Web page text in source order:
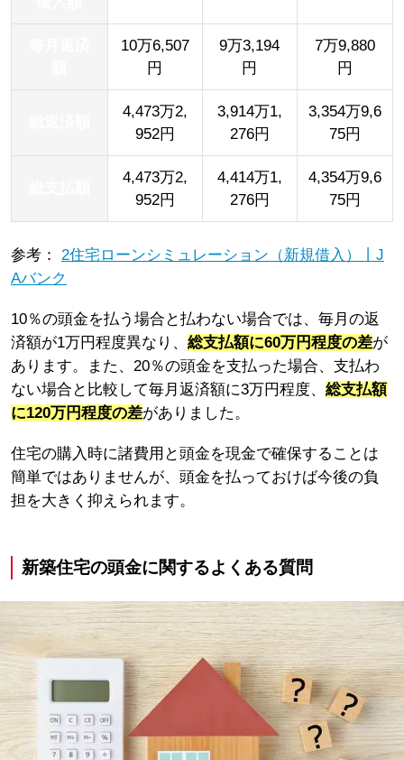
10万6,507
円
9万3,194
円
7万9,880
円
4,473万2,
952円
3,914万1,
276円
3,354万9,6
75円
4,473万2,
952円
4,414万1,
276円
4,354万9,6
75円
参考：
2住宅ローンシミュレーション（新規借入）丨J
Aバンク
10％の頭金を払う場合と払わない場合では、毎月の返
済額が1万円程度異なり、 総支払額に60万円程度の差が
あります。また、20％の頭金を支払った場合、支払わ
ない場合と比較して毎月返済額に3万円程度、 総支払額
に120万円程度の差がありました。
住宅の購入時に諸費用と頭金を現金で確保することは
簡単ではありませんが、頭金を払っておけば今後の負
担を大きく抑えられます。
新築住宅の頭金に関するよくある質問